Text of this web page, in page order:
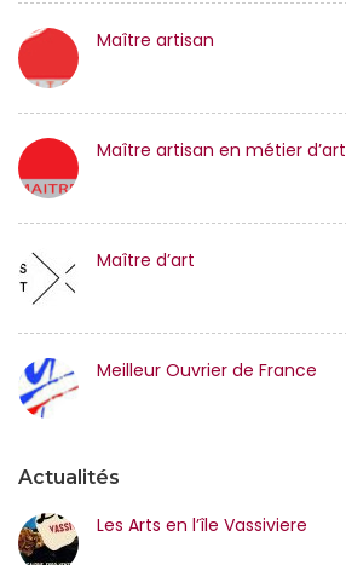
Maître artisan
Maître artisan en métier d’art
Maître d’art
Meilleur Ouvrier de France
Actualités
Les Arts en l’île Vassiviere